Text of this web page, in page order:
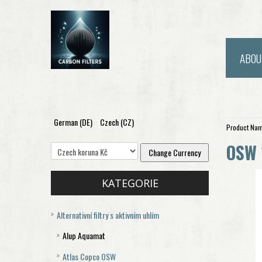
German (DE) Czech (CZ)
KATEGORIE
Alternativní filtry s aktivním uhlím
Alup Aquamat
Aquamat 120
Atlas Copco OSW
Product